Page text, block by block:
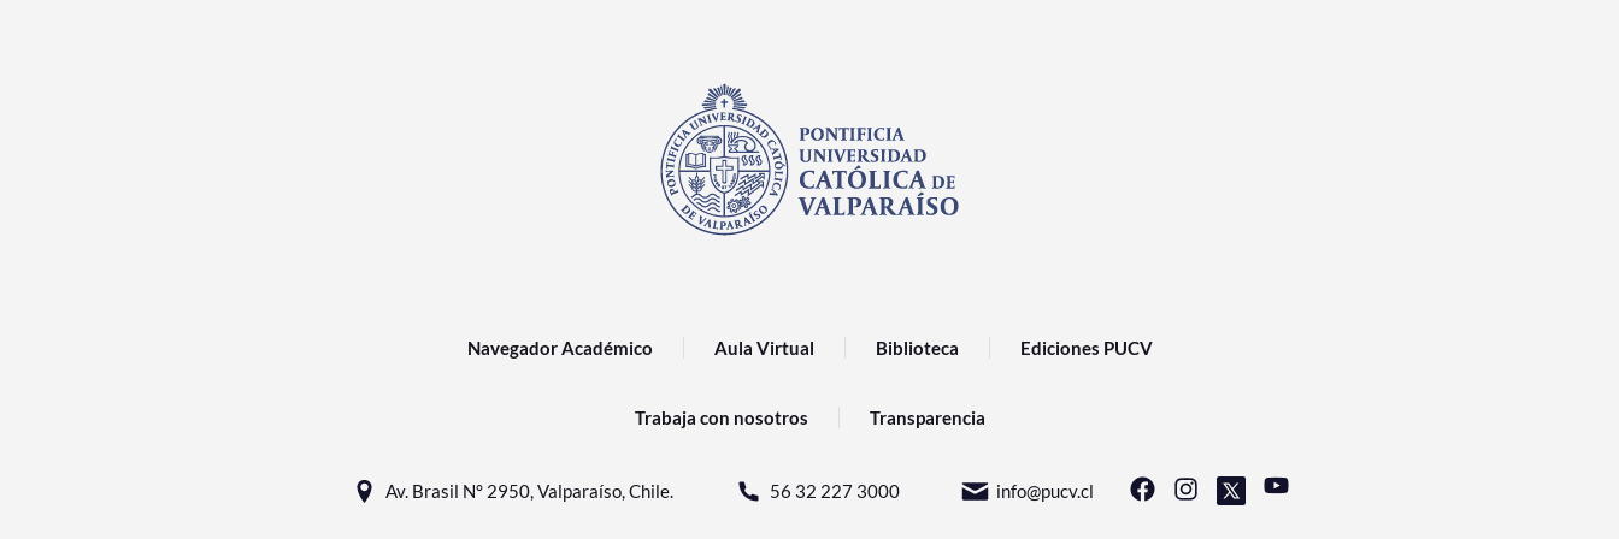
Navegador Académico Aula Virtual Biblioteca Ediciones PUCV
Trabaja con nosotros Transparencia
Av. Brasil N° 2950, Valparaíso, Chile. 56 32 227 3000 info@pucv.cl